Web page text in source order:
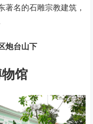
名的石雕宗教建筑，
炮台山下
馆